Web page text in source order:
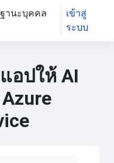
านะบุคคล
เข้าสู่
ระบบ
อปให้ AI